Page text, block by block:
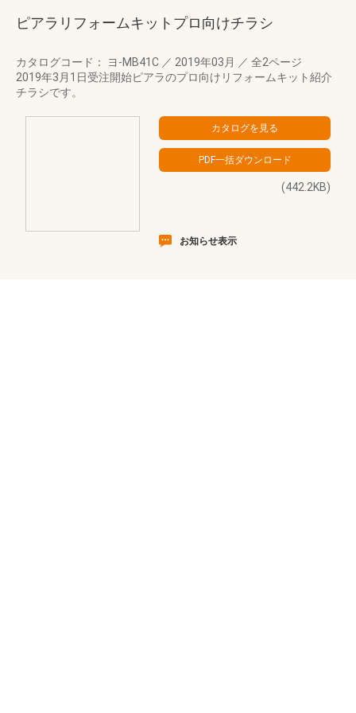
ピアラリフォームキットプロ向けチラシ
カタログコード： ヨ-MB41C ／ 2019年03月 ／ 全2ページ
2019年3月1日受注開始ピアラのプロ向けリフォームキット紹介
チラシです。
(442.2KB)
お知らせ表示